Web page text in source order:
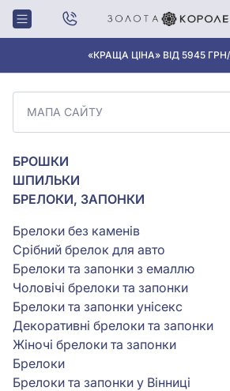
«КРАЩА ЦІНА» ВІД 5945
Головна Мапа сайту
МАПА
МАПА САЙТУ
БРОШКИ
ШПИЛЬКИ
БРЕЛОКИ, ЗАПОНКИ
Брелоки без каменів
Срібний брелок для авто
Брелоки та запонки з емаллю
Чоловічі брелоки та запонки
Брелоки та запонки унісекс
Декоративні брелоки та запонки
Жіночі брелоки та запонки
Брелоки
Брелоки та запонки у Вінниці